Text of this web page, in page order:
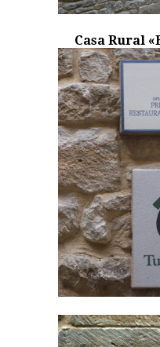
Casa Rural